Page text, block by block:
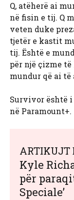
Q, atëherë ai
në fisin e tij. Q
veten duke
tjetër e kastit
tij. Është e
për një çizme
mundur që ai
Survivor është i
në Paramount+.
ARTIKUJT
Kyle
për
Speciale’